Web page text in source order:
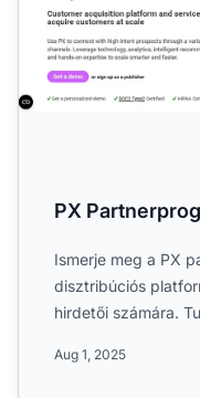
PX
Ismerje meg a PX
disztribúciós
hirdetői számára.
Aug 1, 2025